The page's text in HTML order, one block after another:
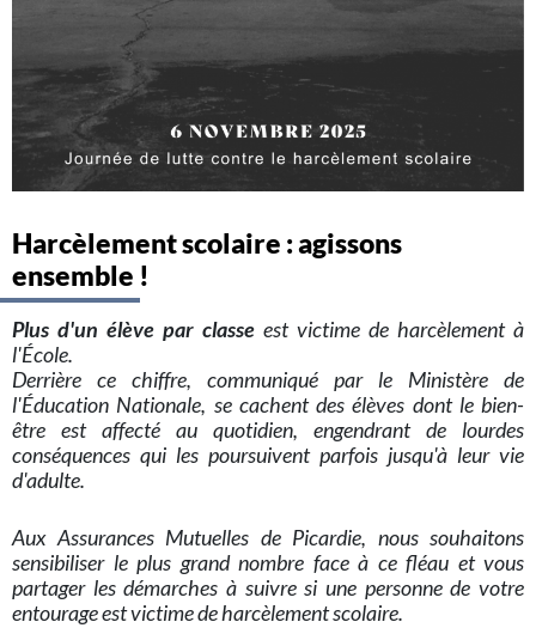
Harcèlement scolaire : agissons
ensemble !
Plus d'un élève par classe est victime de harcèlement à
l'École.
Derrière ce chiffre, communiqué par le Ministère de
l'Éducation Nationale, se cachent des élèves dont le bien-
être est affecté au quotidien, engendrant de lourdes
conséquences qui les poursuivent parfois jusqu'à leur vie
d'adulte.
Aux Assurances Mutuelles de Picardie, nous souhaitons
sensibiliser le plus grand nombre face à ce fléau et vous
partager les démarches à suivre si une personne de votre
entourage est victime de harcèlement scolaire.